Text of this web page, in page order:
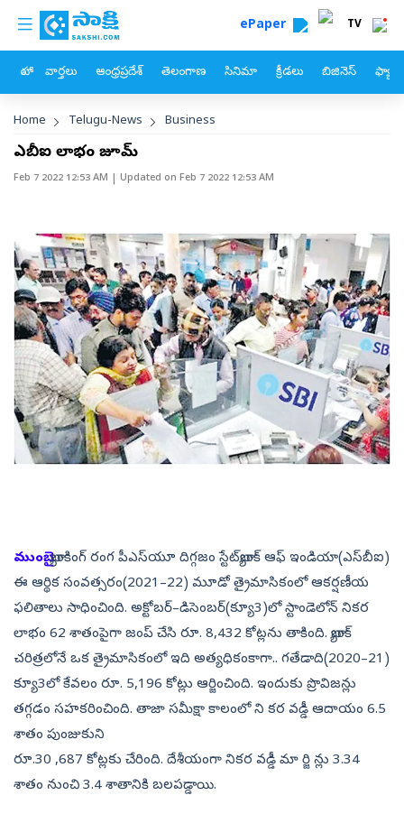
Skip to main content
custom menu ePaper TV
హోం వార్తలు ఆంధ్రప్రదేశ్ తెలంగాణ సినిమా క్రీడలు బిజినెస్
Breadcrumb
Home Telugu-News Business
ఎస్‌బీఐ లాభం జూమ్‌
Feb 7 2022 12:53 AM | Updated on Feb 7 2022 12:53 AM
ముంబై:బ్యాంకింగ్‌ రంగ పీఎస్‌యూ దిగ్గజం స్టేట్‌బ్యాంక్‌ ఆఫ్‌ ఇండియా(ఎస్‌బీఐ)
ఈ ఆర్థిక సంవత్సరం(2021–22) మూడో త్రైమాసికంలో ఆకర్షణీయ
ఫలితాలు సాధించింది. అక్టోబర్‌–డిసెంబర్‌(క్యూ3)లో స్టాండెలోన్‌ నికర
లాభం 62 శాతంపైగా జంప్‌ చేసి రూ. 8,432 కోట్లను తాకింది. బ్యాంక్‌
చరిత్రలోనే ఒక త్రైమాసికంలో ఇది అత్యధికంకాగా.. గతేడాది(2020–21)
క్యూ3లో కేవలం రూ. 5,196 కోట్లు ఆర్జించింది. ఇందుకు ప్రొవిజన్లు
తగ్గడం సహకరించింది. తాజా సమీక్షా కాలంలో ని కర వడ్డీ ఆదాయం 6.5
శాతం పుంజుకుని
రూ.30 ,687 కోట్లకు చేరింది. దేశీయంగా నికర వడ్డీ మా ర్జి న్లు 3.34
శాతం నుంచి 3.4 శాతానికి బలపడ్డాయి.